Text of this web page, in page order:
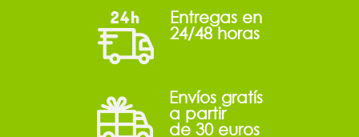
Entregas en
24/48 horas
Envíos gratís
a partir
de 30 euros